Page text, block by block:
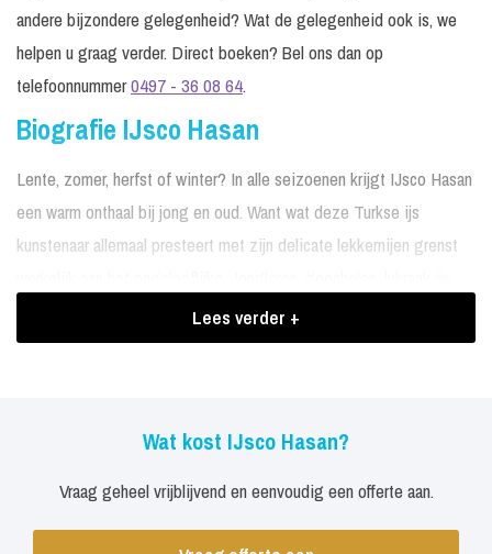
andere bijzondere gelegenheid? Wat de gelegenheid ook is, we
helpen u graag verder. Direct boeken? Bel ons dan op
telefoonnummer0497 - 36 08 64.
Biografie IJsco Hasan
Lente, zomer, herfst of winter? In alle seizoenen krijgt IJsco Hasan
een warm onthaal bij jong en oud. Want wat deze Turkse ijs
kunstenaar allemaal presteert met zijn delicate lekkernijen grenst
weggeven en het weer laten verdwijnen; het kan niet op bij IJsco
Hasan.
Een optreden van IJsco Hasan geeft zonder meer een zoete
dan ook bijzonder hoog. IJsco Hasan brengt een performance om
van te smullen en is bij voorbaat al een succes.
Lees verder +
Wat kost IJsco Hasan?
Vraag geheel vrijblijvend en eenvoudig een offerte aan.